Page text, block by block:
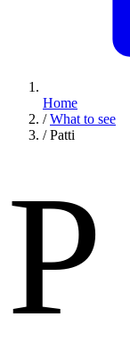
Home
/ What to see
/ Patti
P